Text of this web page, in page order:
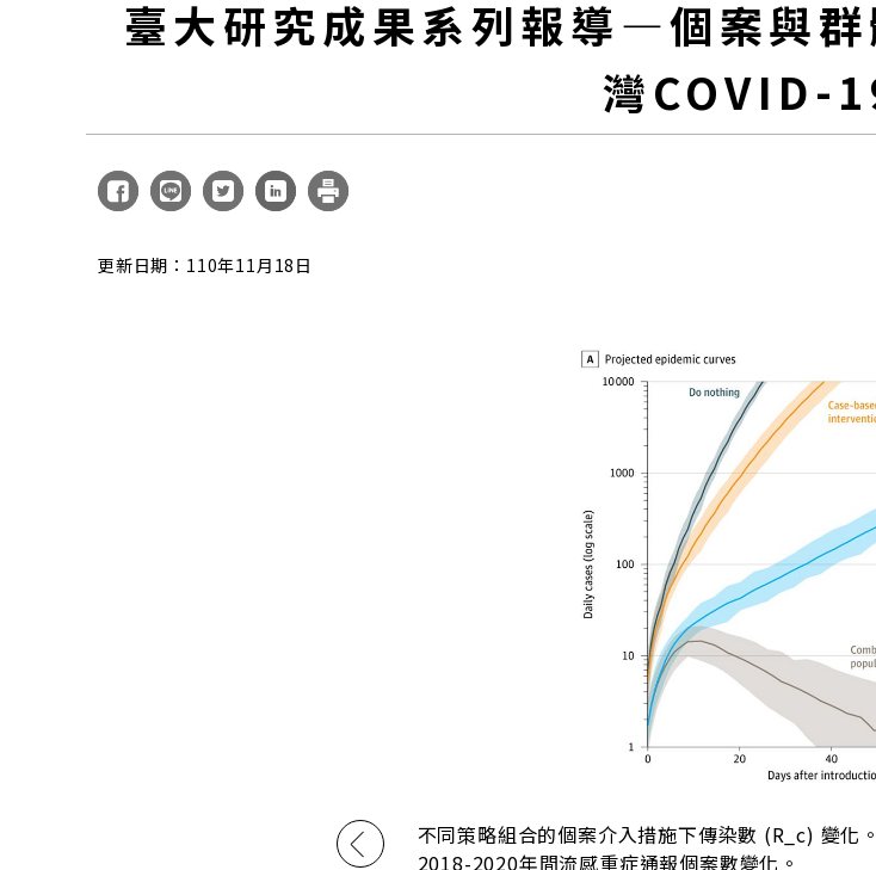
臺大研究成果系列報導—個案與
灣COVID-
更新日期：110年11月18日
不同策略組合的個案介入措施下傳染數 (R_c) 變化。
2018-2020年間流感重症通報個案數變化。